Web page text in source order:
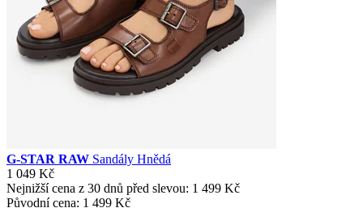
G-STAR RAW Sandály Hnědá
1 049 Kč
Nejnižší cena z 30 dnů před slevou: 1 499 Kč
Původní cena: 1 499 Kč